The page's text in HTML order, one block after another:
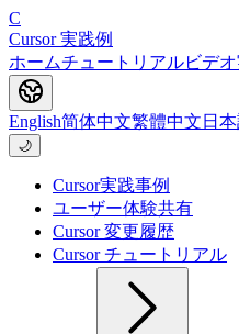
C
Cursor 実践例
ホームチュートリアルビデオ
English简体中文繁體中文 日
🌙
Cursor実践事例
ユーザー体験共有
Cursor 変更履歴
Cursor チュートリアル